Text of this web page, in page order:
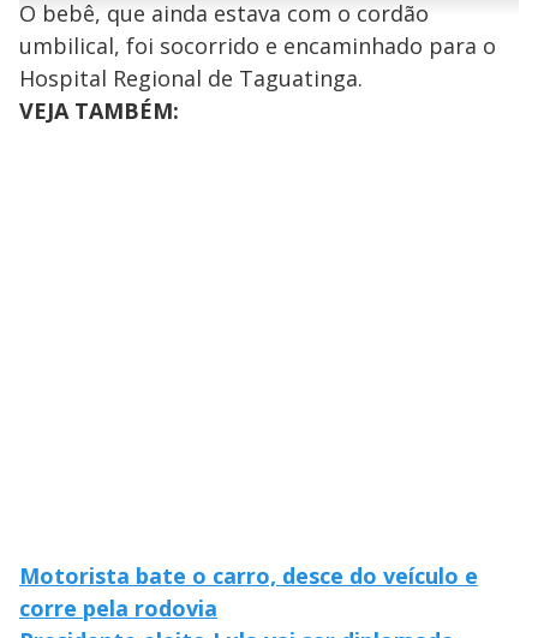
a
y
n
d
s
u
n
o
s
O bebê, que ainda estava com o cordão
umbilical, foi socorrido e encaminhado para o
Hospital Regional de Taguatinga.
VEJA TAMBÉM:
Motorista bate o carro, desce do veículo e
corre pela rodovia